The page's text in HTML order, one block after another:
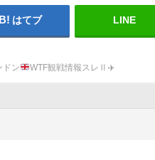
はてブ LINE
ドン WTF観戦情報スレⅡ ✈️